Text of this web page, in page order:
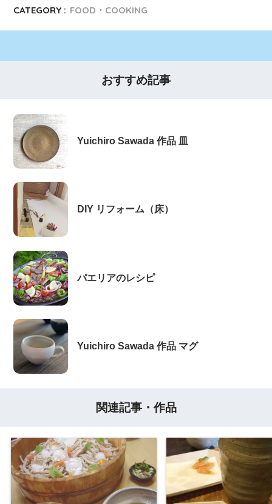
CATEGORY : FOOD・COOKING
おすすめ記事
Yuichiro Sawada 作品 皿
DIY リフォーム（床）
パエリアのレシピ
Yuichiro Sawada 作品 マグ
関連記事・作品